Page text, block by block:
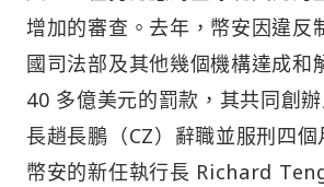
增加的審查。去年，幣安因違反
國司法部及其他幾個機構達成和
40 多億美元的罰款，其共同創
長趙長鵬（CZ）辭職並服刑四個
幣安的新任執行長 Richard